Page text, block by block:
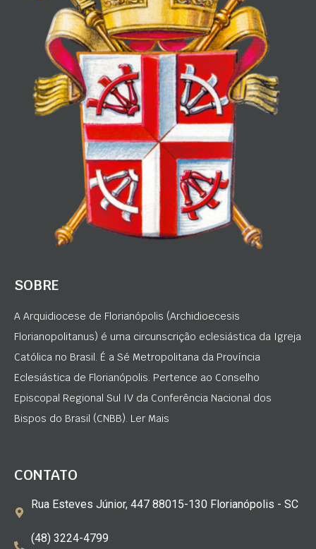
SOBRE
A Arquidiocese de Florianópolis (Archidioecesis
Florianopolitanus) é uma circunscrição eclesiástica da Igreja
Católica no Brasil. É a Sé Metropolitana da Província
Eclesiástica de Florianópolis. Pertence ao Conselho
Episcopal Regional Sul IV da Conferência Nacional dos
Bispos do Brasil (CNBB). Ler Mais
CONTATO
Rua Esteves Júnior, 447 88015-130 Florianópolis - SC
(48) 3224-4799